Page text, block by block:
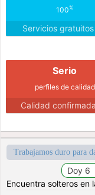
100%
Servicios gratuitos
Serio
perfiles de calidad
Calidad confirmada
Trabajamos duro para
Encuentra solteros en